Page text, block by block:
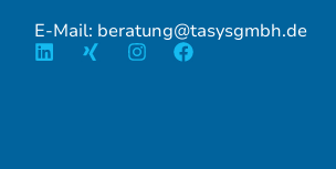
E-Mail: beratung@tasysgmbh.de